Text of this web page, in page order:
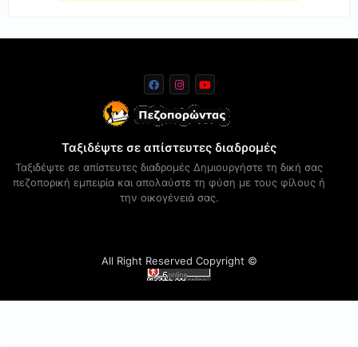
Ταξιδέψτε σε απίστευτες διαδρομές
Ταξιδέψτε σε απίστευτες διαδρομές Δημιουργήστε τη δική σας
πεζοπορική εμπειρία και απολαύστε τη φύση με τους φίλους ή
την οικογένειά σας.
All Right Reserved Copyright ©